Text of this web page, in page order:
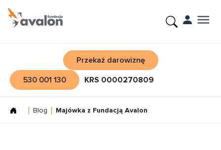
Przekaż darowiznę
530 001 130
KRS 0000270809
Blog Majówka z Fundacją Avalon